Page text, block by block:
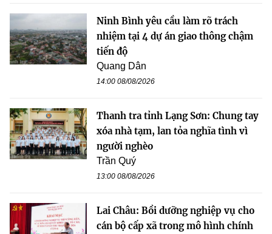
Ninh Bình yêu cầu làm rõ trách
nhiệm tại 4 dự án giao thông chậm
tiến độ
Quang Dân
14:00 08/08/2026
Thanh tra tỉnh Lạng Sơn: Chung tay
xóa nhà tạm, lan tỏa nghĩa tình vì
người nghèo
Trần Quý
13:00 08/08/2026
Lai Châu: Bồi dưỡng nghiệp vụ cho
cán bộ cấp xã trong mô hình chính